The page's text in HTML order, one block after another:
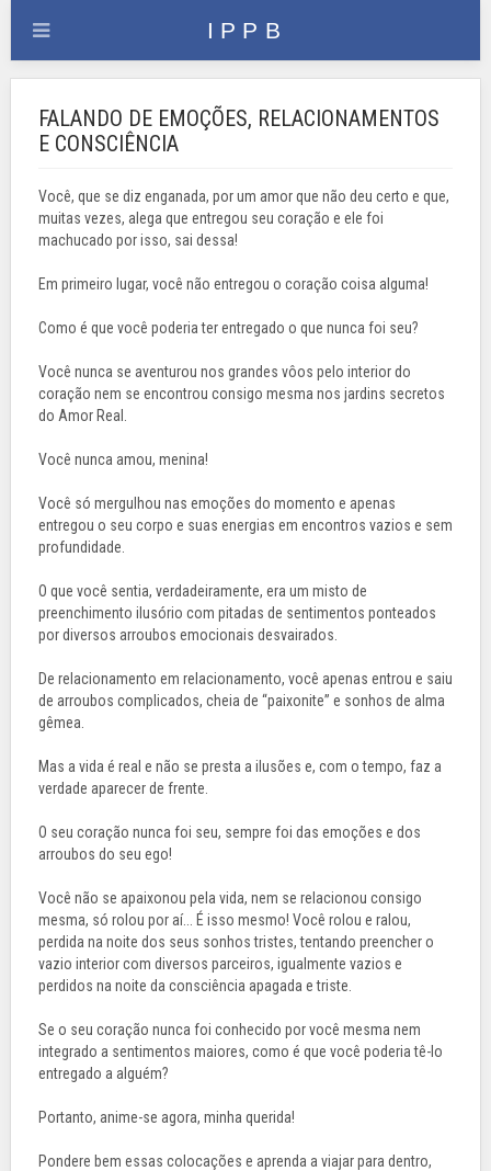
FALANDO DE EMOÇÕES, RELACIONAMENTOS
E CONSCIÊNCIA
Você, que se diz enganada, por um amor que não deu certo e que,
muitas vezes, alega que entregou seu coração e ele foi
machucado por isso, sai dessa!
Em primeiro lugar, você não entregou o coração coisa alguma!
Como é que você poderia ter entregado o que nunca foi seu?
Você nunca se aventurou nos grandes vôos pelo interior do
coração nem se encontrou consigo mesma nos jardins secretos
do Amor Real.
Você nunca amou, menina!
Você só mergulhou nas emoções do momento e apenas
entregou o seu corpo e suas energias em encontros vazios e sem
profundidade.
O que você sentia, verdadeiramente, era um misto de
preenchimento ilusório com pitadas de sentimentos ponteados
por diversos arroubos emocionais desvairados.
De relacionamento em relacionamento, você apenas entrou e saiu
de arroubos complicados, cheia de “paixonite” e sonhos de alma
gêmea.
Mas a vida é real e não se presta a ilusões e, com o tempo, faz a
verdade aparecer de frente.
O seu coração nunca foi seu, sempre foi das emoções e dos
arroubos do seu ego!
Você não se apaixonou pela vida, nem se relacionou consigo
mesma, só rolou por aí... É isso mesmo! Você rolou e ralou,
perdida na noite dos seus sonhos tristes, tentando preencher o
vazio interior com diversos parceiros, igualmente vazios e
perdidos na noite da consciência apagada e triste.
Se o seu coração nunca foi conhecido por você mesma nem
integrado a sentimentos maiores, como é que você poderia tê-lo
entregado a alguém?
Portanto, anime-se agora, minha querida!
Pondere bem essas colocações e aprenda a viajar para dentro,